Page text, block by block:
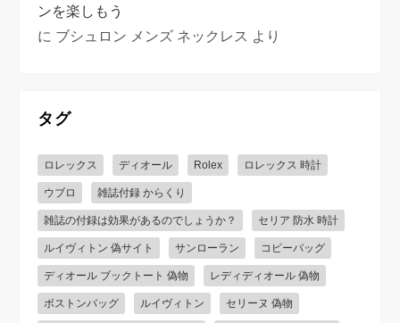
ンを楽しもう
に ブシュロン メンズ ネックレス より
タグ
ロレックス ディオール Rolex ロレックス 時計
ウブロ 雑誌付録 からくり
雑誌の付録は効果があるのでしょうか？ セリア 防水 時計
ルイヴィトン 偽サイト サンローラン コピーバッグ
ディオール ブックトート 偽物 レディディオール 偽物
ボストンバッグ ルイヴィトン セリーヌ 偽物